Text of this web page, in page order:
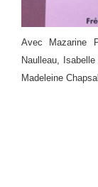
Avec Mazarine
Naulleau,
Madeleine